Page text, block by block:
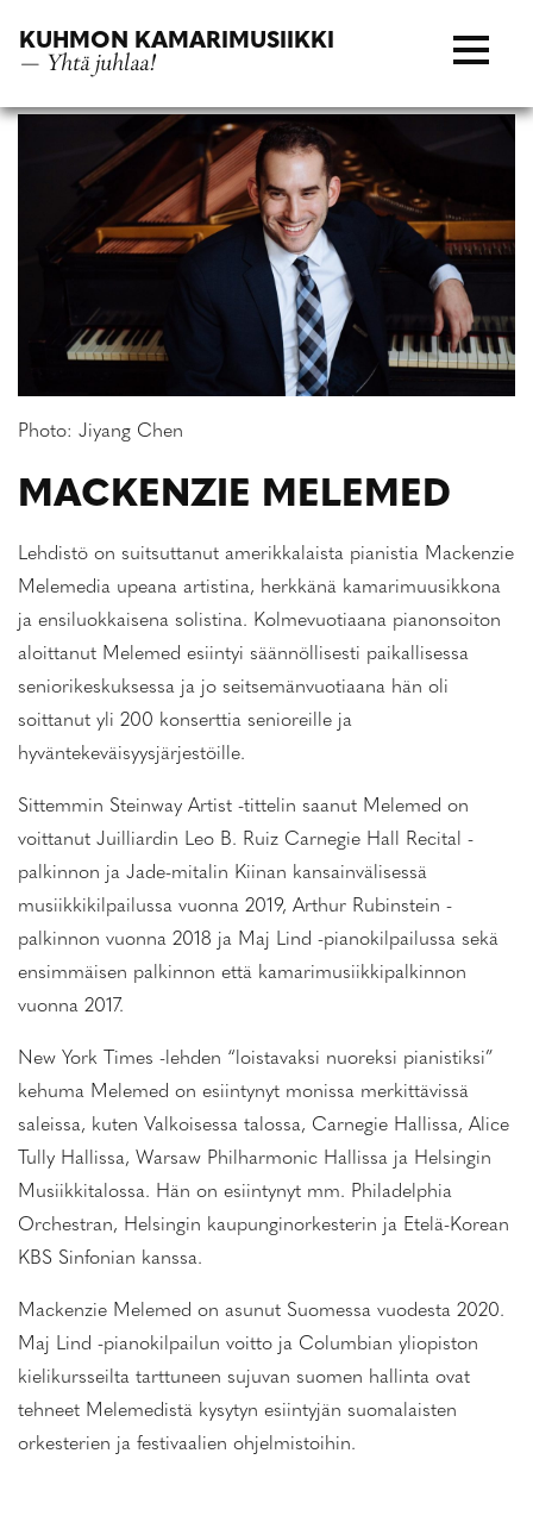
suoraan
KUHMON KAMARIMUSIIKKI
— Yhtä juhlaa!
Photo: Jiyang Chen
MACKENZIE MELEMED
Lehdistö on suitsuttanut amerikkalaista pianistia Mackenzie
Melemedia upeana artistina, herkkänä kamarimuusikkona
ja ensiluokkaisena solistina. Kolmevuotiaana pianonsoiton
aloittanut Melemed esiintyi säännöllisesti paikallisessa
seniorikeskuksessa ja jo seitsemänvuotiaana hän oli
soittanut yli 200 konserttia senioreille ja
hyväntekeväisyysjärjestöille.
Sittemmin Steinway Artist -tittelin saanut Melemed on
voittanut Juilliardin Leo B. Ruiz Carnegie Hall Recital -
palkinnon ja Jade-mitalin Kiinan kansainvälisessä
musiikkikilpailussa vuonna 2019, Arthur Rubinstein -
palkinnon vuonna 2018 ja Maj Lind -pianokilpailussa sekä
ensimmäisen palkinnon että kamarimusiikkipalkinnon
vuonna 2017.
New York Times -lehden “loistavaksi nuoreksi pianistiksi”
kehuma Melemed on esiintynyt monissa merkittävissä
saleissa, kuten Valkoisessa talossa, Carnegie Hallissa, Alice
Tully Hallissa, Warsaw Philharmonic Hallissa ja Helsingin
Musiikkitalossa. Hän on esiintynyt mm. Philadelphia
Orchestran, Helsingin kaupunginorkesterin ja Etelä-Korean
KBS Sinfonian kanssa.
Mackenzie Melemed on asunut Suomessa vuodesta 2020.
Maj Lind -pianokilpailun voitto ja Columbian yliopiston
kielikursseilta tarttuneen sujuvan suomen hallinta ovat
tehneet Melemedistä kysytyn esiintyjän suomalaisten
orkesterien ja festivaalien ohjelmistoihin.